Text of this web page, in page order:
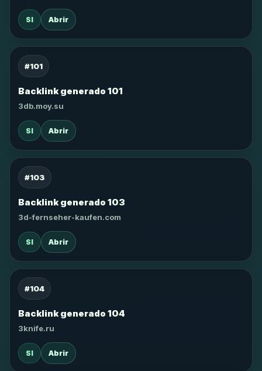
SI Abrir
#101
Backlink generado 101
3db.moy.su
SI Abrir
#103
Backlink generado 103
3d-fernseher-kaufen.com
SI Abrir
#104
Backlink generado 104
3knife.ru
SI Abrir